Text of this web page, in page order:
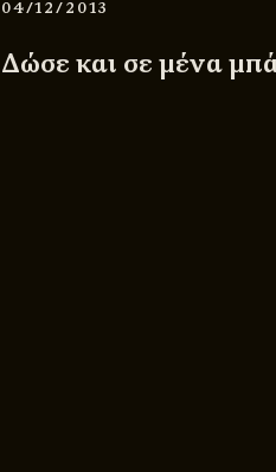
04/12/2013
Δώσε και σε μένα